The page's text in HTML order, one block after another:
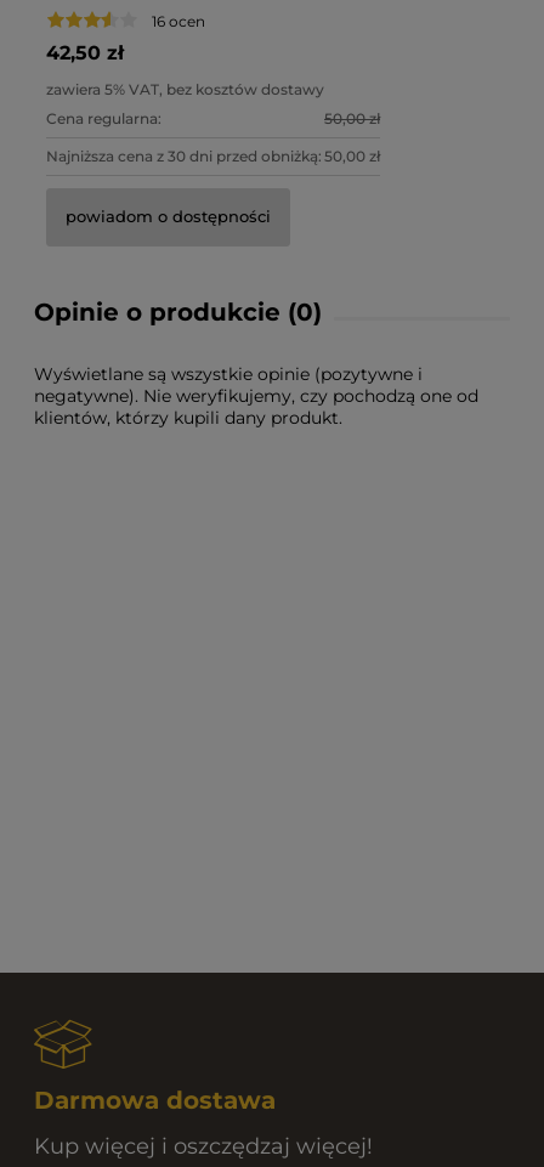
16 ocen
42,50 zł
zawiera 5% VAT, bez kosztów dostawy
Cena regularna:
50,00 zł
Najniższa cena z 30 dni przed obniżką: 50,00 zł
powiadom o dostępności
Opinie o produkcie (0)
Wyświetlane są wszystkie opinie (pozytywne i
negatywne). Nie weryfikujemy, czy pochodzą one od
klientów, którzy kupili dany produkt.
Darmowa dostawa
Kup więcej i oszczędzaj więcej!